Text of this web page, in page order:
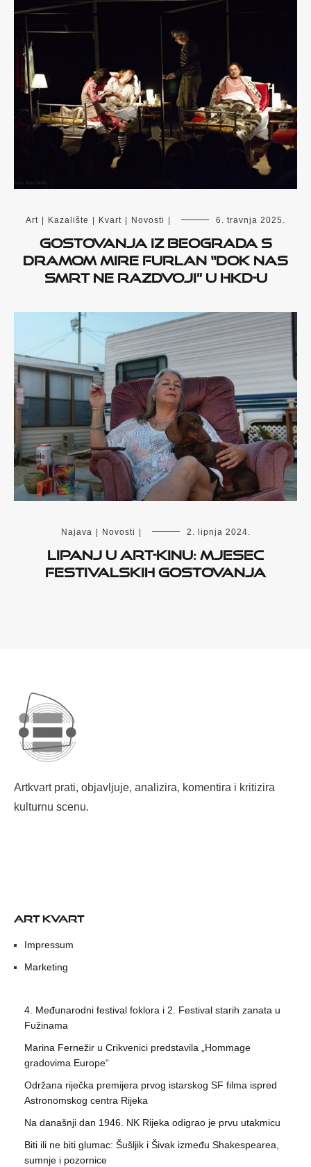
Art Kazalište Kvart Novosti 6. travnja 2025.
Gostovanja iz Beograda s
dramom Mire Furlan “Dok nas
smrt ne razdvoji” u HKD-u
Najava Novosti 2. lipnja 2024.
Lipanj u Art-kinu: Mjesec
festivalskih gostovanja
Artkvart prati, objavljuje, analizira, komentira i kritizira
kulturnu scenu.
ART KVART
Impressum
Marketing
4. Međunarodni festival foklora i 2. Festival starih zanata u
Fužinama
Marina Fernežir u Crikvenici predstavila „Hommage
gradovima Europe“
Održana riječka premijera prvog istarskog SF filma ispred
Astronomskog centra Rijeka
Na današnji dan 1946. NK Rijeka odigrao je prvu utakmicu
Biti ili ne biti glumac: Šušljik i Šivak između Shakespearea,
sumnje i pozornice